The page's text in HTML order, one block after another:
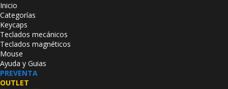
Inicio
Categorías
Keycaps
Teclados mecánicos
Teclados magnéticos
Mouse
Ayuda y Guias
PREVENTA
OUTLET